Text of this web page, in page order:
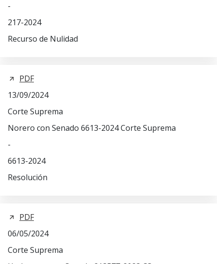
-
217-2024
Recurso de Nulidad
PDF
13/09/2024
Corte Suprema
Norero con Senado 6613-2024 Corte Suprema
-
6613-2024
Resolución
PDF
06/05/2024
Corte Suprema